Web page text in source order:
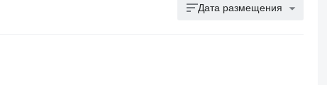
Дата размещения